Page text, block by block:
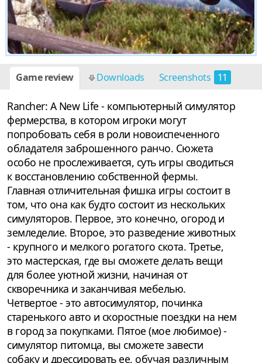
Game review Downloads Screenshots 11
Rancher: A New Life - компьютерный симулятор
фермерства, в котором игроки могут
попробовать себя в роли новоиспеченного
обладателя заброшенного ранчо. Сюжета
особо не прослеживается, суть игры сводиться
к восстановлению собственной фермы.
Главная отличительная фишка игры состоит в
том, что она как будто состоит из нескольких
симуляторов. Первое, это конечно, огород и
земледелие. Второе, это разведение животных
- крупного и мелкого рогатого скота. Третье,
это мастерская, где вы сможете делать вещи
для более уютной жизни, начиная от
скворечника и заканчивая мебелью.
Четвертое - это автосимулятор, починка
старенького авто и скоростные поездки на нем
в город за покупками. Пятое (мое любимое) -
симулятор питомца, вы сможете завести
собаку и дрессировать ее, обучая различным